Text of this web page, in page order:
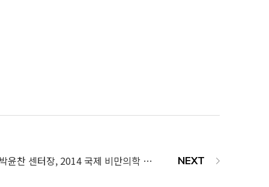
대전지방흡입센터 박윤찬 센터장, 2014 국제 비만의학 학술대회 연구발표